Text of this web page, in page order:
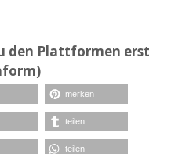
den Plattformen erst
merken
teilen
teilen